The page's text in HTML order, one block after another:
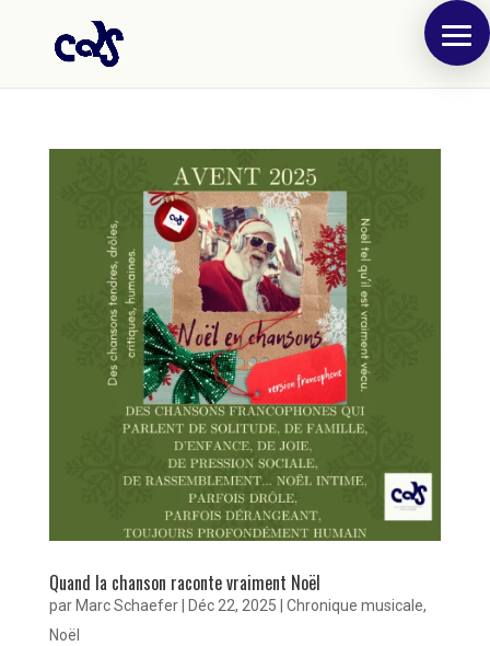
Quand la chanson raconte vraiment Noël
par Marc Schaefer| Déc 22, 2025 Chronique musicale,
Noël